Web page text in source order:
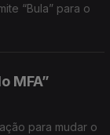
“Bula” para o
MFA”
para mudar o